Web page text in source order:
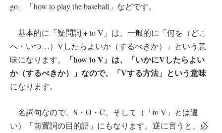
go」「how to play the baseball」などです。
基本的に「疑問詞 + to V」は、一般的に「何を（どこ
へ・いつ…）Vしたらよいか（するべきか）」という意
味になります。
「how to V」は、「いかにVしたらよい
か（するべきか）」なので、「Vする方法」という意味
になります。
名詞句なので、S・O・C、そして（「to V」とは違
い）「前置詞の目的語」にもなります。逆に言うと、必